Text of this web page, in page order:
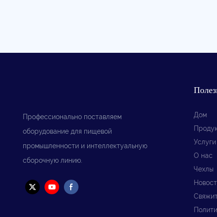
Профессионально поставляем
оборудование для пищевой
промышленности и интеллектуальную
сборочную линию.
Дом
Услуги
О нас
Чехлы